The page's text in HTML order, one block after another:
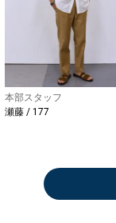
本部スタッフ
瀬藤 / 177